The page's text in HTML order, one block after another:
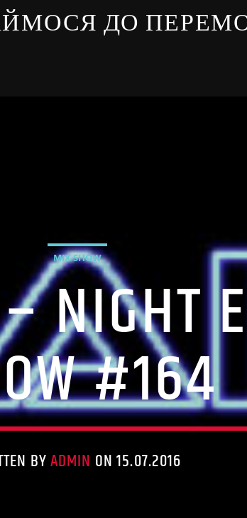
ДО
MIX SHOW
NIGHT
#164
BYADMIN ON 15.07.2016